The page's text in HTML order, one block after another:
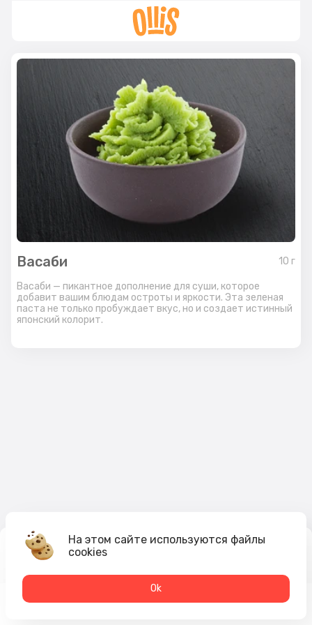
Васаби 10 г
Васаби — пикантное дополнение для суши, которое
добавит вашим блюдам остроты и яркости. Эта зеленая
паста не только пробуждает вкус, но и создает истинный
японский колорит.
49₽
На этом сайте используются файлы
cookies
Оk